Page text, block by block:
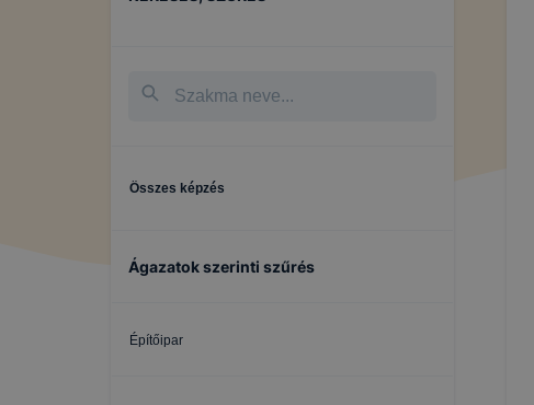
Összes képzés
Ágazatok szerinti szűrés
Építőipar